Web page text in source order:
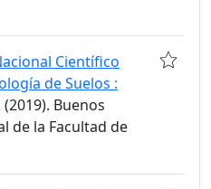
Científico
de Suelos :
(2019). Buenos
de la Facultad de